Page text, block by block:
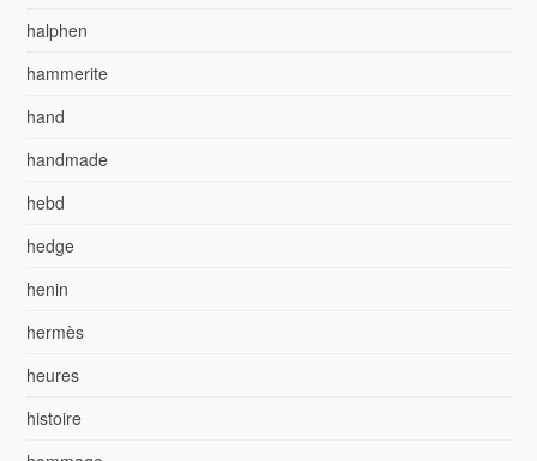
halphen
hammerite
hand
handmade
hebd
hedge
henin
hermès
heures
histoire